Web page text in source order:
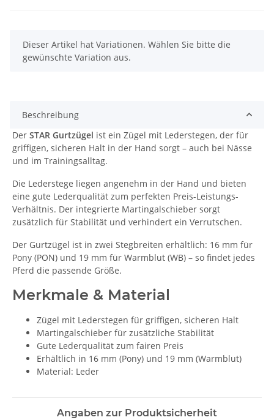
x
Dieser Artikel hat Variationen. Wählen Sie bitte die
gewünschte Variation aus.
Beschreibung
Der STAR Gurtzügel ist ein Zügel mit Lederstegen, der für
griffigen, sicheren Halt in der Hand sorgt – auch bei Nässe
und im Trainingsalltag.
Die Lederstege liegen angenehm in der Hand und bieten
eine gute Lederqualität zum perfekten Preis-Leistungs-
Verhältnis. Der integrierte Martingalschieber sorgt
zusätzlich für Stabilität und verhindert ein Verrutschen.
Der Gurtzügel ist in zwei Stegbreiten erhältlich: 16 mm für
Pony (PON) und 19 mm für Warmblut (WB) – so findet jedes
Pferd die passende Größe.
Merkmale & Material
Zügel mit Lederstegen für griffigen, sicheren Halt
Martingalschieber für zusätzliche Stabilität
Gute Lederqualität zum fairen Preis
Erhältlich in 16 mm (Pony) und 19 mm (Warmblut)
Material: Leder
Angaben zur Produktsicherheit